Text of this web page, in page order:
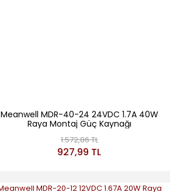
Meanwell MDR-40-24 24VDC 1.7A 40W
Raya Montaj Güç Kaynağı
1.572,86 TL
927,99 TL